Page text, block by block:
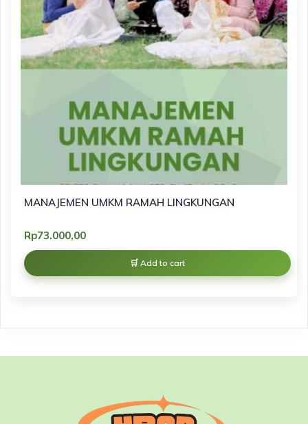
MANAJEMEN UMKM RAMAH LINGKUNGAN
Rp73.000,00
Add to cart